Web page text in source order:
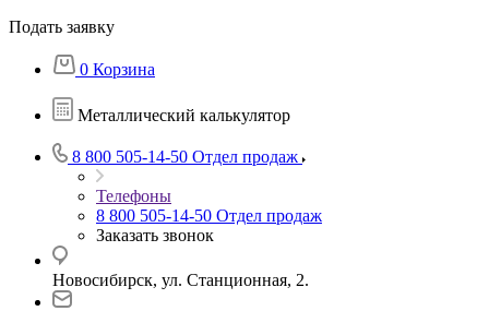
Подать заявку
0 Корзина
Металлический калькулятор
8 800 505-14-50 Отдел продаж
Телефоны
8 800 505-14-50 Отдел продаж
Заказать звонок
Новосибирск, ул. Станционная, 2.